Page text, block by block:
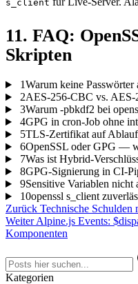
s_client
11. FAQ:
Skripten
1Warum keine
2AES-256-CBC vs.
3Warum -pbkdf2 bei
4GPG in cron-Job ohne
5TLS-Zertifikat auf
6OpenSSL oder GPG —
7Was ist Hybrid-
8GPG-Signierung in CI-
9Sensitive Variablen nicht
10openssl s_client
Zurück Technische Schulden
Weiter Alpine.js Events:
Komponenten
Kategorien